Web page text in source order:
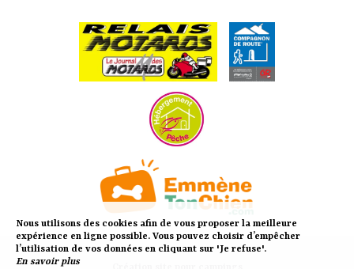
Nous utilisons des cookies afin de vous proposer la meilleure
expérience en ligne possible. Vous pouvez choisir d’empêcher
l’utilisation de vos données en cliquant sur 'Je refuse'.
En savoir plus